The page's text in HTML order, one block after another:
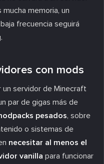
memoria, un
frecuencia seguirá
con mods
servidor de Minecraft
par de gigas más de
pesados, sobre
o sistemas de
necesitar al menos el
vanilla para funcionar